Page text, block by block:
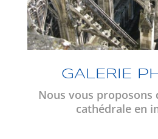
GALERIE
Nous vous proposons
cathédrale en